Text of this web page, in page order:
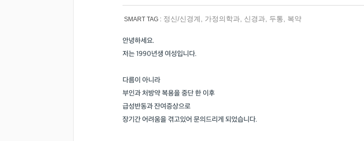
SMART TAG : 정신/신경계 가정의학과 신경과 두통 복약
안녕하세요.
저는 1990년생 여성입니다.
다름이 아니라
부인과 처방약 복용을 중단 한 이후
급성반동과 잔여증상으로
장기간 어려움을 겪고있어 문의드리게 되었습니다.